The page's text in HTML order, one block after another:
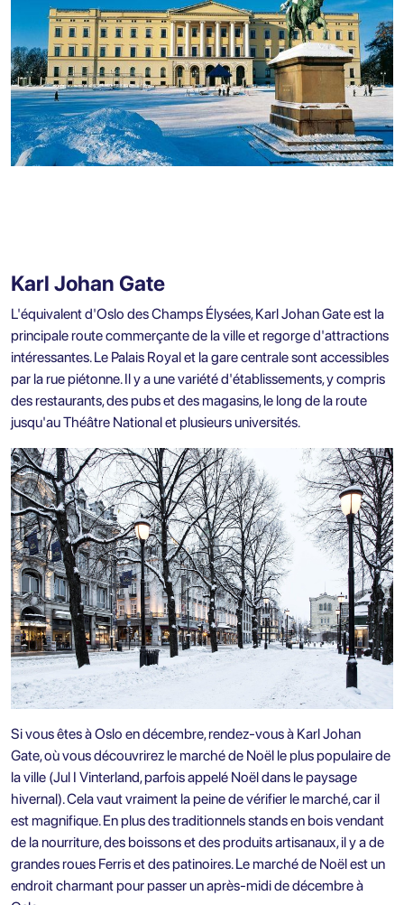
Karl Johan Gate
L'équivalent d'Oslo des Champs Élysées, Karl Johan Gate est la
principale route commerçante de la ville et regorge d'attractions
intéressantes. Le Palais Royal et la gare centrale sont accessibles
par la rue piétonne. Il y a une variété d'établissements, y compris
des restaurants, des pubs et des magasins, le long de la route
jusqu'au Théâtre National et plusieurs universités.
Si vous êtes à Oslo en décembre, rendez-vous à Karl Johan
Gate, où vous découvrirez le marché de Noël le plus populaire de
la ville (Jul I Vinterland, parfois appelé Noël dans le paysage
hivernal). Cela vaut vraiment la peine de vérifier le marché, car il
est magnifique. En plus des traditionnels stands en bois vendant
de la nourriture, des boissons et des produits artisanaux, il y a de
grandes roues Ferris et des patinoires. Le marché de Noël est un
endroit charmant pour passer un après-midi de décembre à